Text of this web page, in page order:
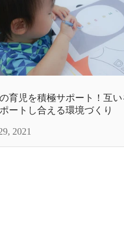
育児を積極サポート！互
ートし合える環境づくり
2021